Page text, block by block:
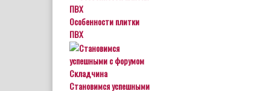
Особенности плитки
ПВХ
Становимся успешными